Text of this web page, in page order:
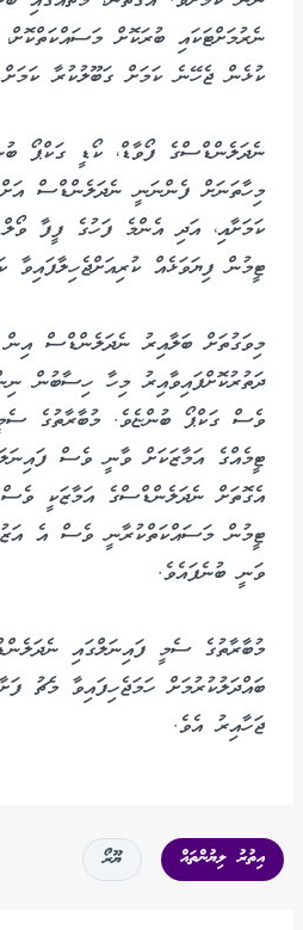
ނެރުމަށްޓަކައި ބުރަކޮށް
ކުޅެން ޖެހޭނެ ކަމަށް ގަބޫލުކުރާ
ނެދަލެންޑްސްގެ ފޯވާޑް، ކޯޑީ ގަކްޕޯ
މިހާތަނަށް ފެންނަނީ ނެދަލެންޑްސް
ކަމަށާއި، އަދި އެންމެ ފަހުގެ ފީފާ
ޓީމުން ފިޔަވަޅެއް ކުރިއަށްޖެހިލާފައިވާ
މިވަގުތަށް ބަލާއިރު ނެދަލެންޑްސް
ދަތުރުކޮށްފައިވާއިރު މިހާ ހިސާބުން
ވެސް ގަކްޕޯ ބުންޏެވެ. މުބާރާތުގެ
ޓީމެއްގެ އަމާޒަކަށް ވާނީ ވެސް
އެގޮތަށް ނެދަލެންޑްސްގެ އަމާޒަކީ
ޓީމުން މަސައްކަތްކުރާނީ ވެސް އެ
ވަނީ ބުނެފައެވެ.
މުބާރާތުގެ ސެމީ ފައިނަލްގައި
ޖަހާއިރު އެވެ.
އިތުރު ލިޔުންތައް ޔޫރޯ